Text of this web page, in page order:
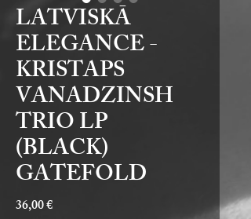
LATVISKĀ
ELEGANCE -
KRISTAPS
VANADZINSH
TRIO LP
(BLACK)
GATEFOLD
36,00 €Cena